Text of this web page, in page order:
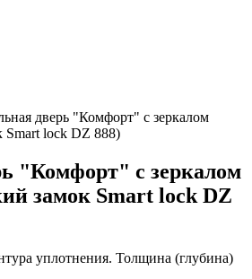
дверь "Комфорт" с зеркалом
Smart lock DZ 888)
"Комфорт" с зеркалом
замок Smart lock DZ
уплотнения. Толщина (глубина)